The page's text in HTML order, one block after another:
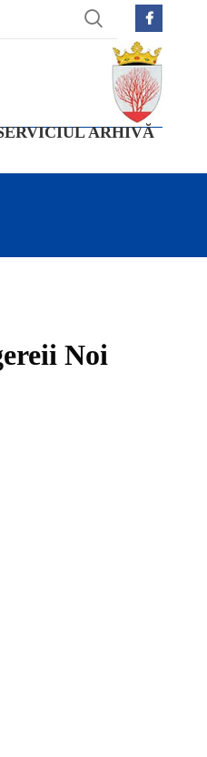
ARHIVĂ
Noi